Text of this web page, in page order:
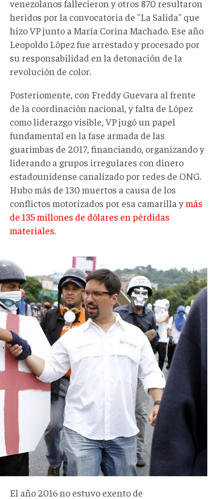
venezolanos fallecieron y otros 870 resultaron
heridos por la convocatoria de "La Salida" que
hizo VP junto a María Corina Machado. Ese año
Leopoldo López fue arrestado y procesado por
su responsabilidad en la detonación de la
revolución de color.
Posteriomente, con Freddy Guevara al frente
de la coordinación nacional, y falta de López
como liderazgo visible, VP jugó un papel
fundamental en la fase armada de las
guarimbas de 2017, financiando, organizando y
liderando a grupos irregulares con dinero
estadounidense canalizado por redes de ONG.
Hubo más de 130 muertos a causa de los
conflictos motorizados por esa camarilla ymás
de 135 millones de dólares en pérdidas
materiales.
El año 2016 no estuvo exento de